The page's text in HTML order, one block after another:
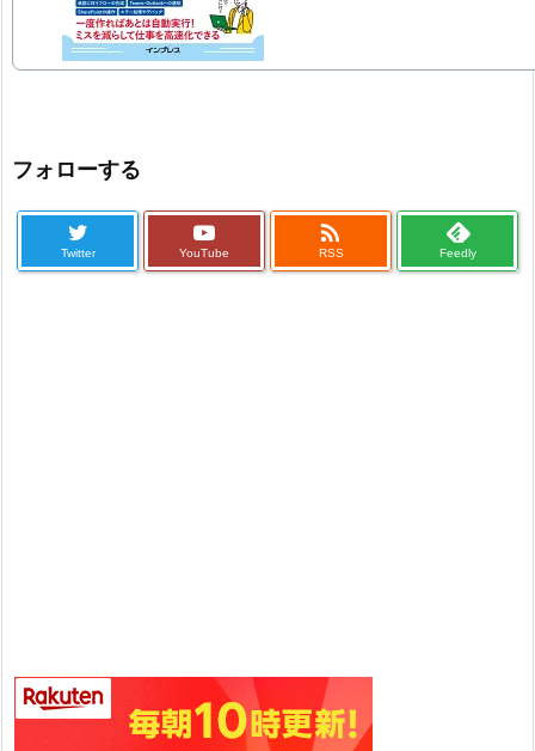
フォローする
Twitter YouTube

RSS Feedly